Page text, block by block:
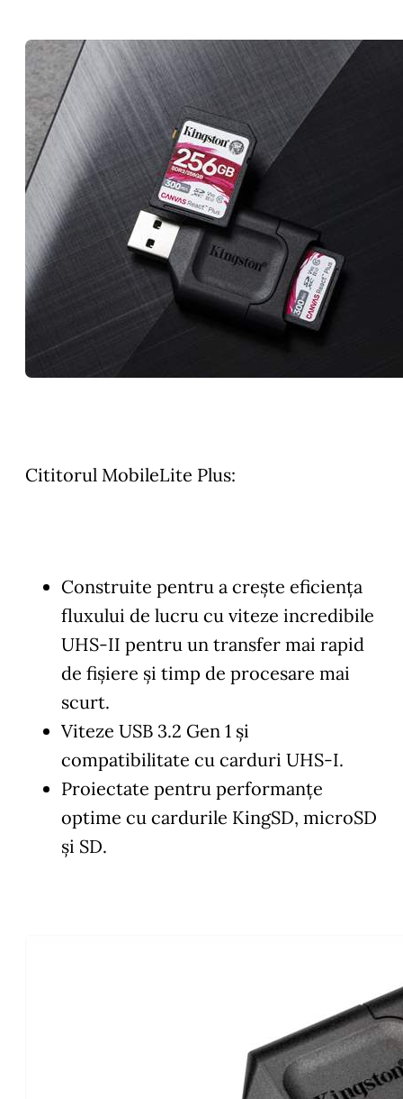
Cititorul MobileLite Plus:
Construite pentru a crește eficiența
fluxului de lucru cu viteze incredibile
UHS-II pentru un transfer mai rapid
de fișiere și timp de procesare mai
scurt.
Viteze USB 3.2 Gen 1 și
compatibilitate cu carduri UHS-I.
Proiectate pentru performanțe
optime cu cardurile KingSD, microSD
și SD.